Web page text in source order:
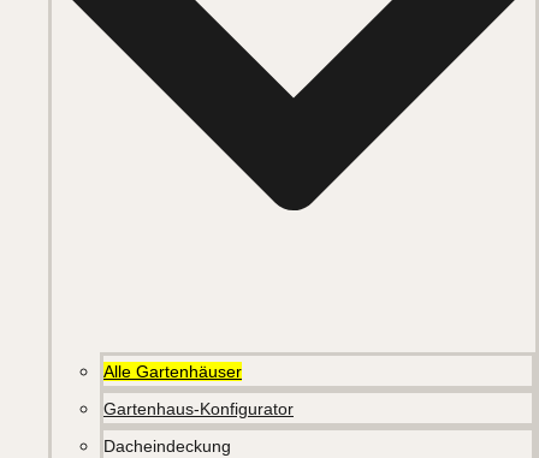
Alle Gartenhäuser
Gartenhaus-Konfigurator
Dacheindeckung